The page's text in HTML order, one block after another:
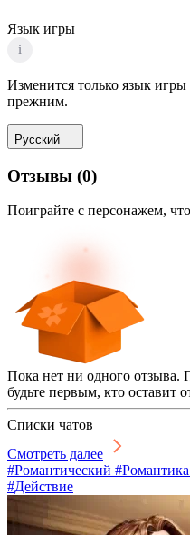
Язык игры
i
Изменится только язык игры
прежним.
Русский
Отзывы (0)
Поиграйте с персонажем,
Пока нет ни одного отзыва.
будьте первым, кто оставит
Списки чатов
Смотреть далее
#Романтический
#Действие